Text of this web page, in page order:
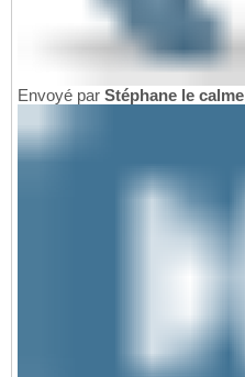
Envoyé par Stéphane le calme